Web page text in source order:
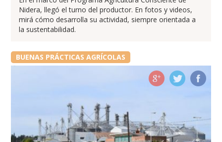
Nidera, llegó el turno del productor. En fotos y videos,
mirá cómo desarrolla su actividad, siempre orientada a
la sustentabilidad.
BUENAS PRÁCTICAS AGRÍCOLAS